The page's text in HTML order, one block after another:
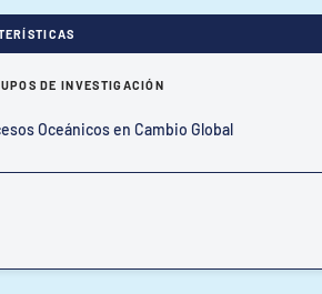
DE INVESTIGACIÓN
Oceánicos en Cambio Global